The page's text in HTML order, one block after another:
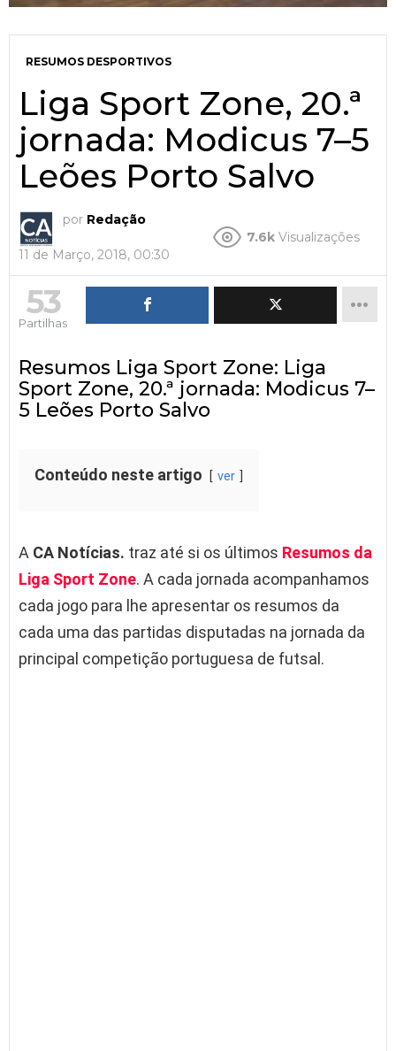
RESUMOS DESPORTIVOS
Liga Sport Zone, 20.ª
jornada: Modicus 7–5
Leões Porto Salvo
por Redação
11 de Março, 2018, 00:30
7.6k Visualizações
53
Partilhas
Resumos Liga Sport Zone: Liga
Sport Zone, 20.ª jornada: Modicus 7–
5 Leões Porto Salvo
Conteúdo neste artigo ver
A CA Notícias. traz até si os últimos Resumos da
Liga Sport Zone. A cada jornada acompanhamos
cada jogo para lhe apresentar os resumos da
cada uma das partidas disputadas na jornada da
principal competição portuguesa de futsal.